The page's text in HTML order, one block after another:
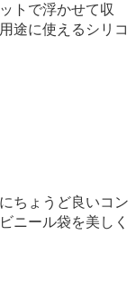
トで浮かせて収
途に使えるシリコ
ちょうど良いコン
ニール袋を美しく